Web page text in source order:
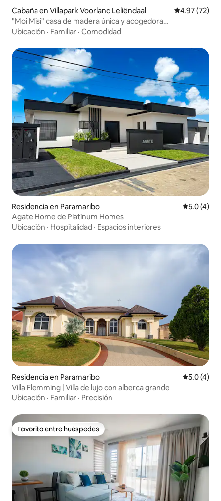
Cabaña en Villapark Voorland Leliëndaal Calificación
4.97 (72)
"Moi Misi" casa de madera única y acogedora
Commewijne
Ubicación · Familiar · Comodidad
Residencia en Paramaribo
5.0 (4)
Agate Home de Platinum Homes
Ubicación · Hospitalidad · Espacios interiores
Residencia en Paramaribo
5.0 (4)
Villa Flemming | Villa de lujo con alberca grande
Ubicación · Familiar · Precisión
Favorito entre huéspedes
Favorito entre huéspedes